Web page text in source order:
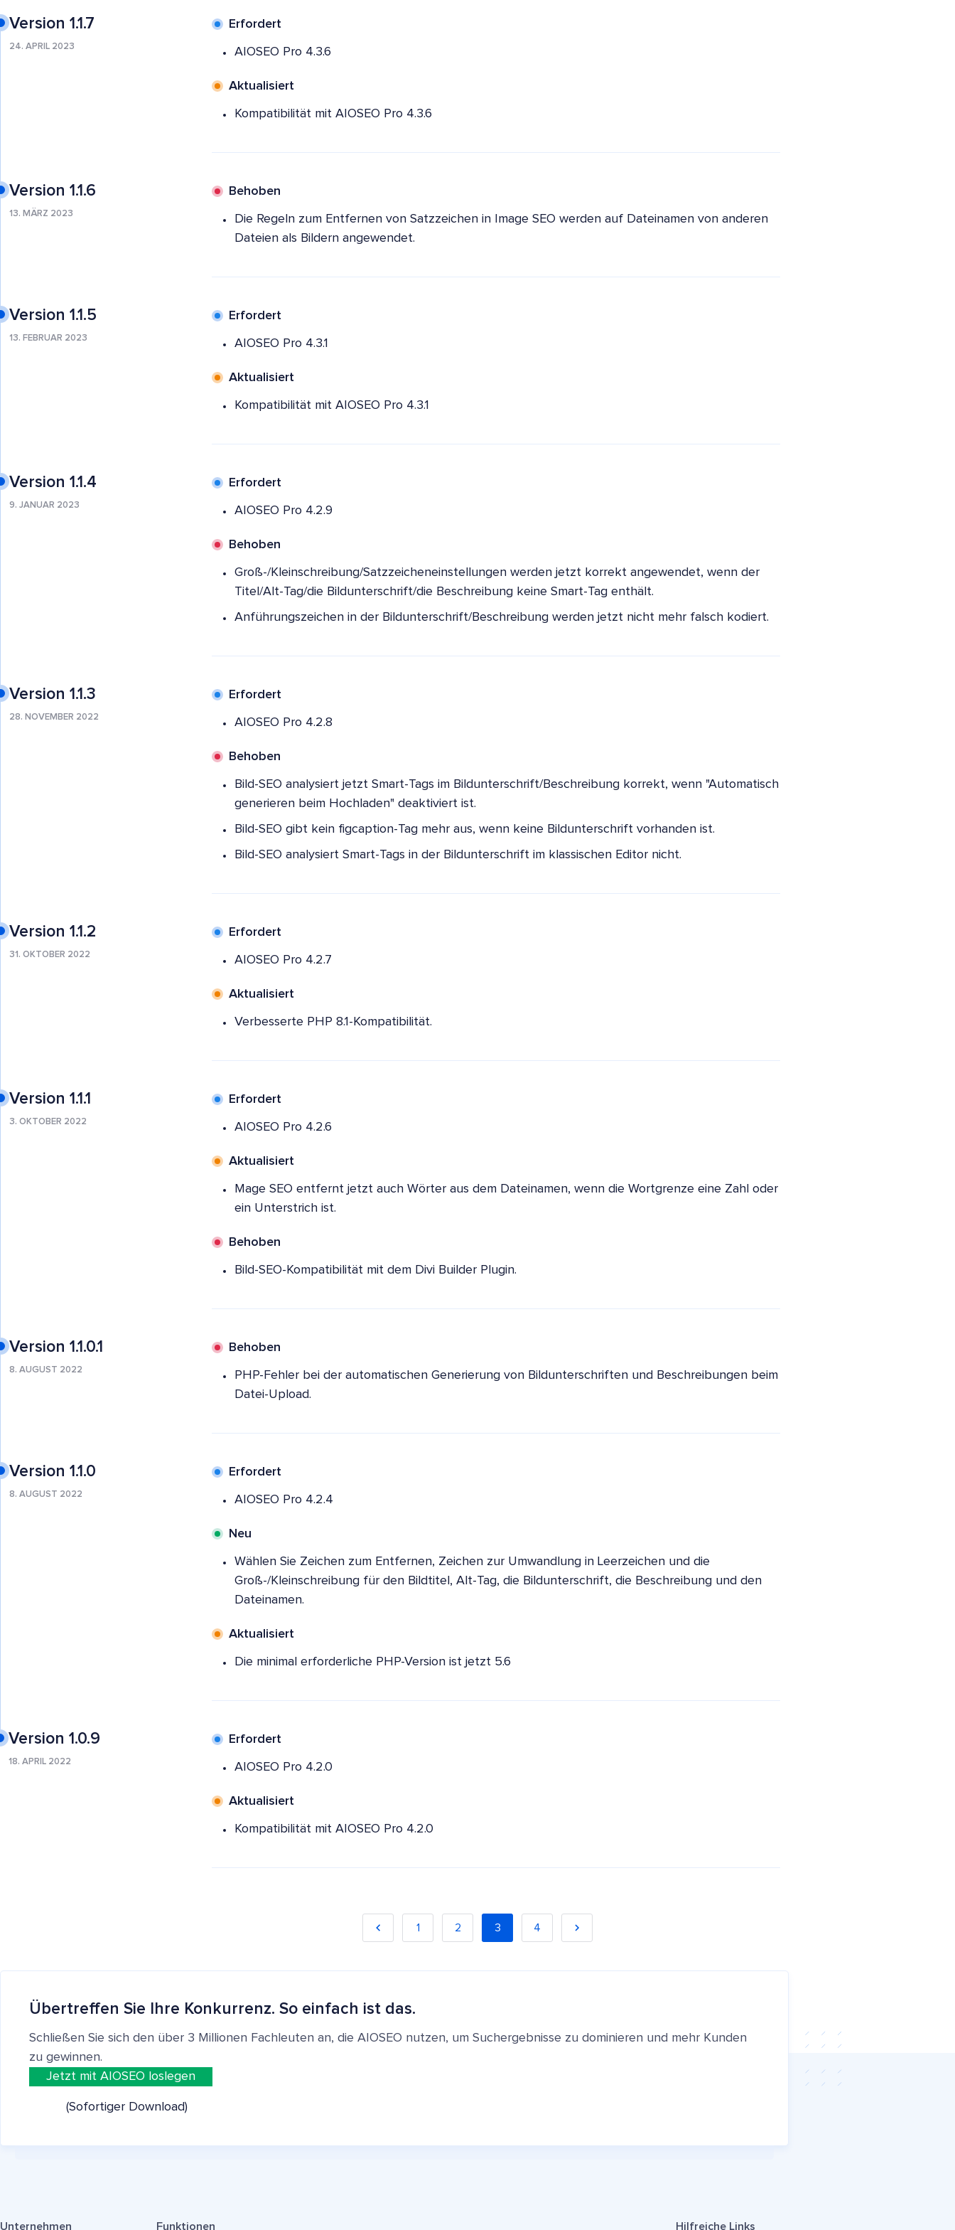
Version 1.1.7
24. APRIL 2023
Erfordert
AIOSEO Pro 4.3.6
Aktualisiert
Kompatibilität mit AIOSEO Pro 4.3.6
Version 1.1.6
13. MÄRZ 2023
Behoben
Die Regeln zum Entfernen von Satzzeichen in Image SEO werden auf Dateinamen von anderen
Dateien als Bildern angewendet.
Version 1.1.5
13. FEBRUAR 2023
Erfordert
AIOSEO Pro 4.3.1
Aktualisiert
Kompatibilität mit AIOSEO Pro 4.3.1
Version 1.1.4
9. JANUAR 2023
Erfordert
AIOSEO Pro 4.2.9
Behoben
Groß-/Kleinschreibung/Satzzeicheneinstellungen werden jetzt korrekt angewendet, wenn der
Titel/Alt-Tag/die Bildunterschrift/die Beschreibung keine Smart-Tag enthält.
Anführungszeichen in der Bildunterschrift/Beschreibung werden jetzt nicht mehr falsch kodiert.
Version 1.1.3
28. NOVEMBER 2022
Erfordert
AIOSEO Pro 4.2.8
Behoben
Bild-SEO analysiert jetzt Smart-Tags im Bildunterschrift/Beschreibung korrekt, wenn "Automatisch
generieren beim Hochladen" deaktiviert ist.
Bild-SEO gibt kein figcaption-Tag mehr aus, wenn keine Bildunterschrift vorhanden ist.
Bild-SEO analysiert Smart-Tags in der Bildunterschrift im klassischen Editor nicht.
Version 1.1.2
31. OKTOBER 2022
Erfordert
AIOSEO Pro 4.2.7
Aktualisiert
Verbesserte PHP 8.1-Kompatibilität.
Version 1.1.1
3. OKTOBER 2022
Erfordert
AIOSEO Pro 4.2.6
Aktualisiert
Mage SEO entfernt jetzt auch Wörter aus dem Dateinamen, wenn die Wortgrenze eine Zahl oder
ein Unterstrich ist.
Behoben
Bild-SEO-Kompatibilität mit dem Divi Builder Plugin.
Version 1.1.0.1
8. AUGUST 2022
Behoben
PHP-Fehler bei der automatischen Generierung von Bildunterschriften und Beschreibungen beim
Datei-Upload.
Version 1.1.0
8. AUGUST 2022
Erfordert
AIOSEO Pro 4.2.4
Neu
Wählen Sie Zeichen zum Entfernen, Zeichen zur Umwandlung in Leerzeichen und die
Groß-/Kleinschreibung für den Bildtitel, Alt-Tag, die Bildunterschrift, die Beschreibung und den
Dateinamen.
Aktualisiert
Die minimal erforderliche PHP-Version ist jetzt 5.6
Version 1.0.9
18. APRIL 2022
Erfordert
AIOSEO Pro 4.2.0
Aktualisiert
Kompatibilität mit AIOSEO Pro 4.2.0
1 2 3 4
Übertreffen Sie Ihre Konkurrenz. So einfach ist das.
Schließen Sie sich den über 3 Millionen Fachleuten an, die AIOSEO nutzen, um Suchergebnisse zu dominieren und mehr Kunden
zu gewinnen.
Jetzt mit AIOSEO loslegen
(Sofortiger Download)
Unternehmen Funktionen Hilfreiche Links